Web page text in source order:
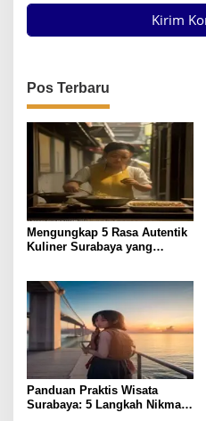
Pos Terbaru
Mengungkap 5 Rasa Autentik
Kuliner Surabaya yang
Panduan Praktis Wisata
Surabaya: 5 Langkah Nikmati